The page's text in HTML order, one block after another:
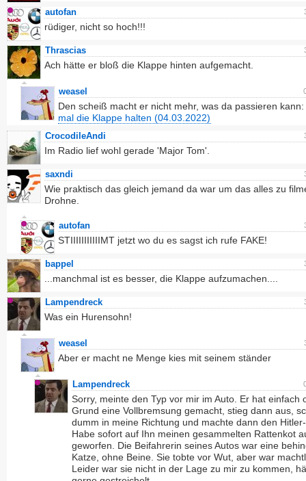
autofan
rüdiger, nicht so hoch!!!
Thrascias
Ach hätte er bloß die Klappe hinten aufgemacht.
weasel
Den scheiß macht er nicht mehr, was da passieren kann:
mal die Klappe halten (04.03.2022)
CrocodileAndi
Im Radio lief wohl gerade 'Major Tom'.
saxndi
Wie praktisch das gleich jemand da war um das alles zu
Drohne.
autofan
STIIIIIIIIIIIMT jetzt wo du es sagst ich rufe FAKE!
bappel
...manchmal ist es besser, die Klappe aufzumachen....
Lampendreck
Was ein Hurensohn!
weasel
Aber er macht ne Menge kies mit seinem ständer
Lampendreck
Sorry, meinte den Typ vor mir im Auto. Er hat einfach
Grund eine Vollbremsung gemacht, stieg dann aus,
dumm in meine Richtung und machte dann den
Habe sofort auf Ihn meinen gesammelten Rattenkot
geworfen. Die Beifahrerin seines Autos war eine
Katze, ohne Beine. Sie tobte vor Wut, aber war
Leider war sie nicht in der Lage zu mir zu kommen,